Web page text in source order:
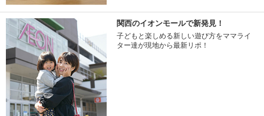
関西のイオンモールで新発見！
子どもと楽しめる新しい遊び方をママライ
ター達が現地から最新リポ！